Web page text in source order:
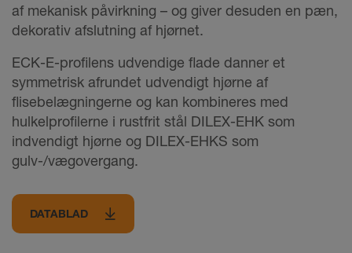
af mekanisk påvirkning – og giver desuden en pæn,
dekorativ afslutning af hjørnet.
ECK-E-profilens udvendige flade danner et
symmetrisk afrundet udvendigt hjørne af
flisebelægningerne og kan kombineres med
hulkelprofilerne i rustfrit stål DILEX-EHK som
indvendigt hjørne og DILEX-EHKS som
gulv-/vægovergang.
DATABLAD